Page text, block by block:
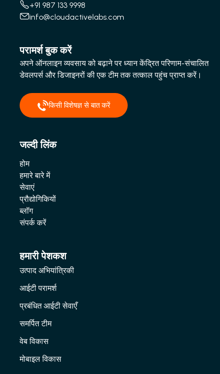
+91 987 133 9998
info@cloudactivelabs.com
परामर्श बुक करें
अपने ऑनलाइन व्यवसाय को बढ़ाने पर ध्यान केंद्रित परिणाम-संचालित
डेवलपर्स और डिजाइनरों की एक टीम तक तत्काल पहुंच प्राप्त करें।
किसी विशेषज्ञ से बात करें
जल्दी लिंक
होम
हमारे बारे में
सेवाएं
प्रौद्योगिकियों
ब्लॉग
संपर्क करें
हमारी पेशकश
उत्पाद अभियांत्रिकी
आईटी परामर्श
प्रबंधित आईटी सेवाएँ
समर्पित टीम
वेब विकास
मोबाइल विकास